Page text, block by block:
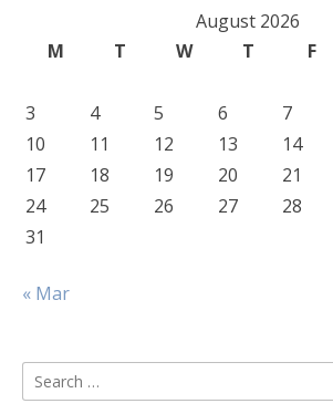
August 2026
M
T W T F
3
4 5 6 7
10
11 12 13 14
17
18 19 20 21
24
25 26 27 28
31
« Mar
Search
for: